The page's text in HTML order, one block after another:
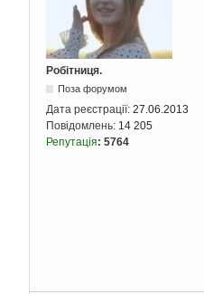
Робітниця.
Поза форумом
Дата реєстрації: 27.06.2013
Повідомлень: 14 205
Репутація: 5764